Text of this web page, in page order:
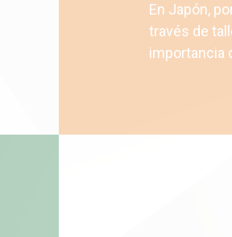
En Japón,
través de
importancia